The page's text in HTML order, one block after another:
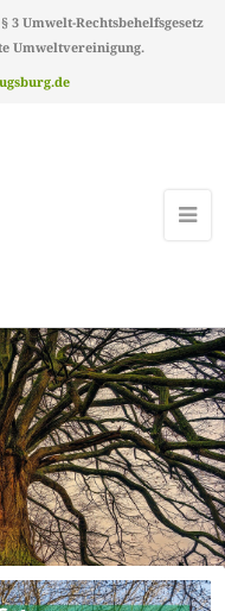
3 Umwelt-Rechtsbehelfsgesetz
Umweltvereinigung.